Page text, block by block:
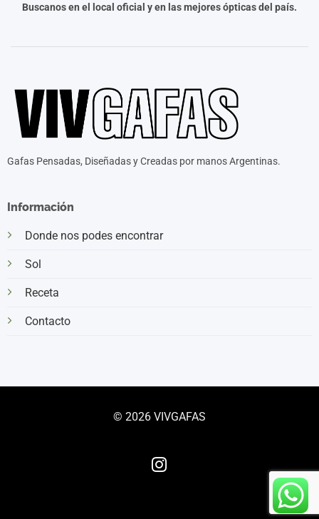
Buscanos en el local oficial y en las mejores ópticas del país.
Gafas Pensadas, Diseñadas y Creadas por manos Argentinas.
Información
Donde nos podes encontrar
Sol
Receta
Contacto
© 2026 VIVGAFAS